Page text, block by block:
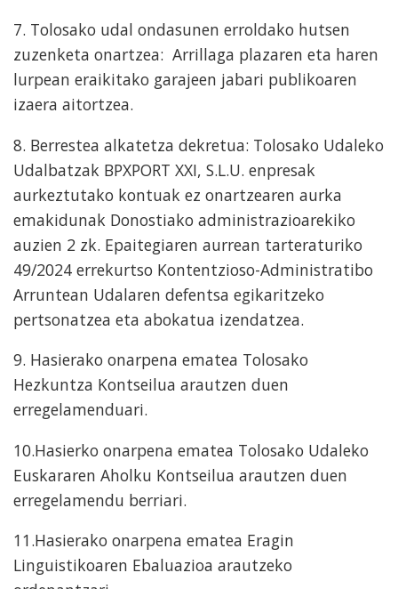
7. Tolosako udal ondasunen erroldako hutsen
zuzenketa onartzea: Arrillaga plazaren eta haren
lurpean eraikitako garajeen jabari publikoaren
izaera aitortzea.
8. Berrestea alkatetza dekretua: Tolosako Udaleko
Udalbatzak BPXPORT XXI, S.L.U. enpresak
aurkeztutako kontuak ez onartzearen aurka
emakidunak Donostiako administrazioarekiko
auzien 2 zk. Epaitegiaren aurrean tarteraturiko
49/2024 errekurtso Kontentzioso-Administratibo
Arruntean Udalaren defentsa egikaritzeko
pertsonatzea eta abokatua izendatzea.
9. Hasierako onarpena ematea Tolosako
Hezkuntza Kontseilua arautzen duen
erregelamenduari.
10.Hasierko onarpena ematea Tolosako Udaleko
Euskararen Aholku Kontseilua arautzen duen
erregelamendu berriari.
11.Hasierako onarpena ematea Eragin
Linguistikoaren Ebaluazioa arautzeko